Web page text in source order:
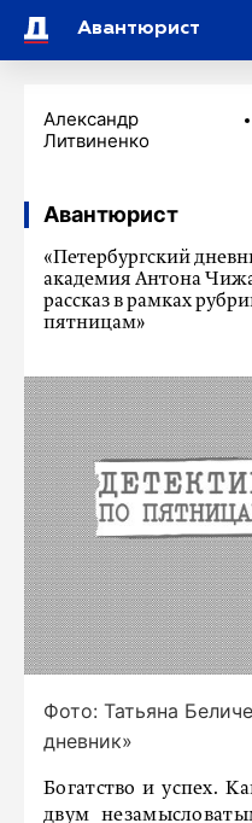
Авантюрист
Александр
Литвиненко
Авантюрист
«Петербургский
академия Антона
рассказ в рамках
пятницам»
Фото: Татьяна
дневник»
Богатство и успех.
двум